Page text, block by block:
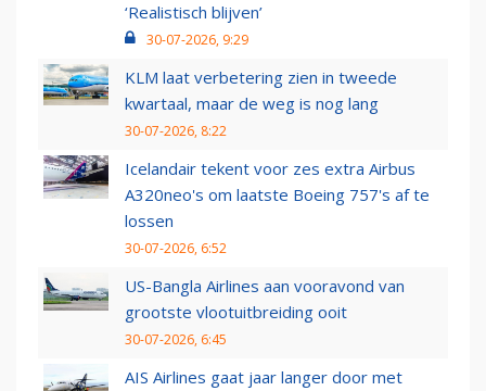
‘Realistisch blijven’
30-07-2026, 9:29
KLM laat verbetering zien in tweede
kwartaal, maar de weg is nog lang
30-07-2026, 8:22
Icelandair tekent voor zes extra Airbus
A320neo's om laatste Boeing 757's af te
lossen
30-07-2026, 6:52
US-Bangla Airlines aan vooravond van
grootste vlootuitbreiding ooit
30-07-2026, 6:45
AIS Airlines gaat jaar langer door met